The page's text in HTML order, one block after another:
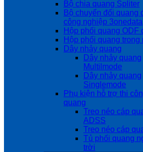
Bộ chia quang Spliter
Bộ chuyển đổi quang
công nghiệp 3onedata
Hộp phối quang ODF
Hộp phối quang trong
Dây nhảy quang
Dây nhảy quang
Multilmode
Dây nhảy quang
Singlemode
Phụ kiện hỗ trợ thi
quang
Treo néo cáp
ADSS
Treo néo cáp
Tủ phối quang
trời